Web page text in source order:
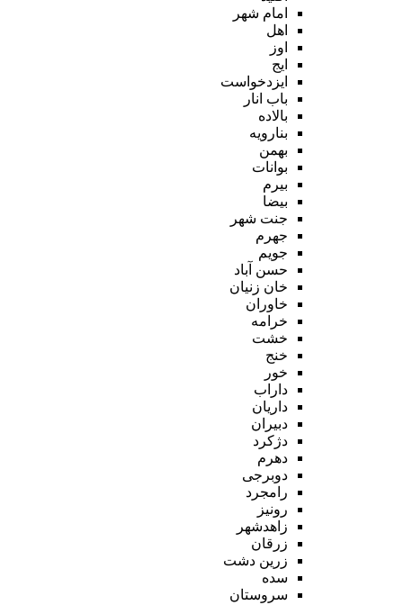
امام شهر
اهل
اوز
ایج
ایزدخواست
باب انار
بالاده
بنارویه
بهمن
بوانات
بیرم
بیضا
جنت شهر
جهرم
جویم
حسن آباد
خان زنیان
خاوران
خرامه
خشت
خنج
خور
داراب
داریان
دبیران
دژکرد
دهرم
دوبرجی
رامجرد
رونیز
زاهدشهر
زرقان
زرین دشت
سده
سروستان